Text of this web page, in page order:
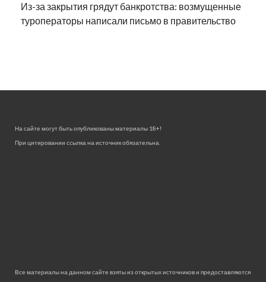
Из-за закрытия грядут банкротства: возмущенные
туроператоры написали письмо в правительство
На сайте могут быть опубликованы материалы 18+!
При цитировании ссылка на источник обязательна.
Все материалы на данном сайте взяты из открытых источников и предоставляются